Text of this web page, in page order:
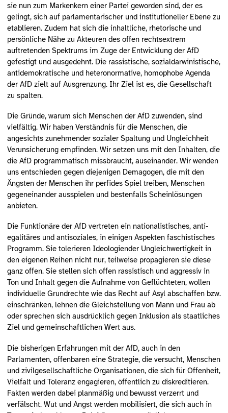
sie nun zum Markenkern einer Partei geworden sind, der es
gelingt, sich auf parlamentarischer und institutioneller Ebene zu
etablieren. Zudem hat sich die inhaltliche, rhetorische und
persönliche Nähe zu Akteuren des offen rechtsextrem
auftretenden Spektrums im Zuge der Entwicklung der AfD
gefestigt und ausgedehnt. Die rassistische, sozialdarwinistische,
antidemokratische und heteronormative, homophobe Agenda
der AfD zielt auf Ausgrenzung. Ihr Ziel ist es, die Gesellschaft
zu spalten.
Die Gründe, warum sich Menschen der AfD zuwenden, sind
vielfältig. Wir haben Verständnis für die Menschen, die
angesichts zunehmender sozialer Spaltung und Ungleichheit
Verunsicherung empfinden. Wir setzen uns mit den Inhalten, die
die AfD programmatisch missbraucht, auseinander. Wir wenden
uns entschieden gegen diejenigen Demagogen, die mit den
Ängsten der Menschen ihr perfides Spiel treiben, Menschen
gegeneinander ausspielen und bestenfalls Scheinlösungen
anbieten.
Die Funktionäre der AfD vertreten ein nationalistisches, anti-
egalitäres und antisoziales, in einigen Aspekten faschistisches
Programm. Sie tolerieren Ideologiender Ungleichwertigkeit in
den eigenen Reihen nicht nur, teilweise propagieren sie diese
ganz offen. Sie stellen sich offen rassistisch und aggressiv in
Ton und Inhalt gegen die Aufnahme von Geflüchteten, wollen
individuelle Grundrechte wie das Recht auf Asyl abschaffen bzw.
einschränken, lehnen die Gleichstellung von Mann und Frau ab
oder sprechen sich ausdrücklich gegen Inklusion als staatliches
Ziel und gemeinschaftlichen Wert aus.
Die bisherigen Erfahrungen mit der AfD, auch in den
Parlamenten, offenbaren eine Strategie, die versucht, Menschen
und zivilgesellschaftliche Organisationen, die sich für Offenheit,
Vielfalt und Toleranz engagieren, öffentlich zu diskreditieren.
Fakten werden dabei planmäßig und bewusst verzerrt und
verfälscht. Wut und Angst werden mobilisiert, die sich auch in